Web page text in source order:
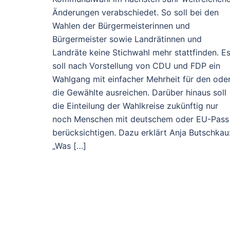
Änderungen verabschiedet. So soll bei den
Wahlen der Bürgermeisterinnen und
Bürgermeister sowie Landrätinnen und
Landräte keine Stichwahl mehr stattfinden. Es
soll nach Vorstellung von CDU und FDP ein
Wahlgang mit einfacher Mehrheit für den
die Gewählte ausreichen. Darüber hinaus soll
die Einteilung der Wahlkreise zukünftig nur
noch Menschen mit deutschem oder EU-Pass
berücksichtigen. Dazu erklärt Anja
„Was […]